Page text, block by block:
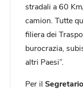
stradali a 60
camion. Tutte
filiera dei
burocrazia,
altri Paesi”.
Per il